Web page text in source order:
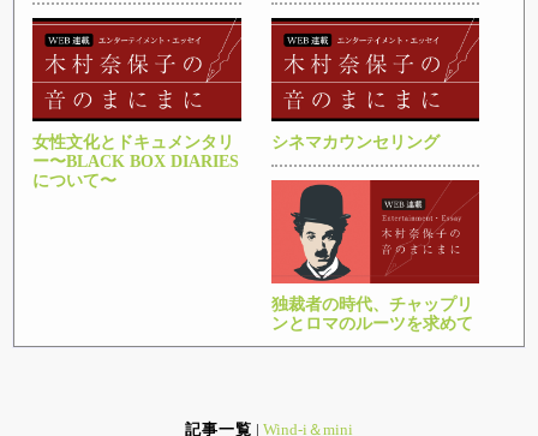
女性文化とドキュメンタリ
ー〜BLACK BOX DIARIES
について〜
シネマカウンセリング
独裁者の時代、チャップリ
ンとロマのルーツを求めて
記事一覧 | Wind-i＆mini